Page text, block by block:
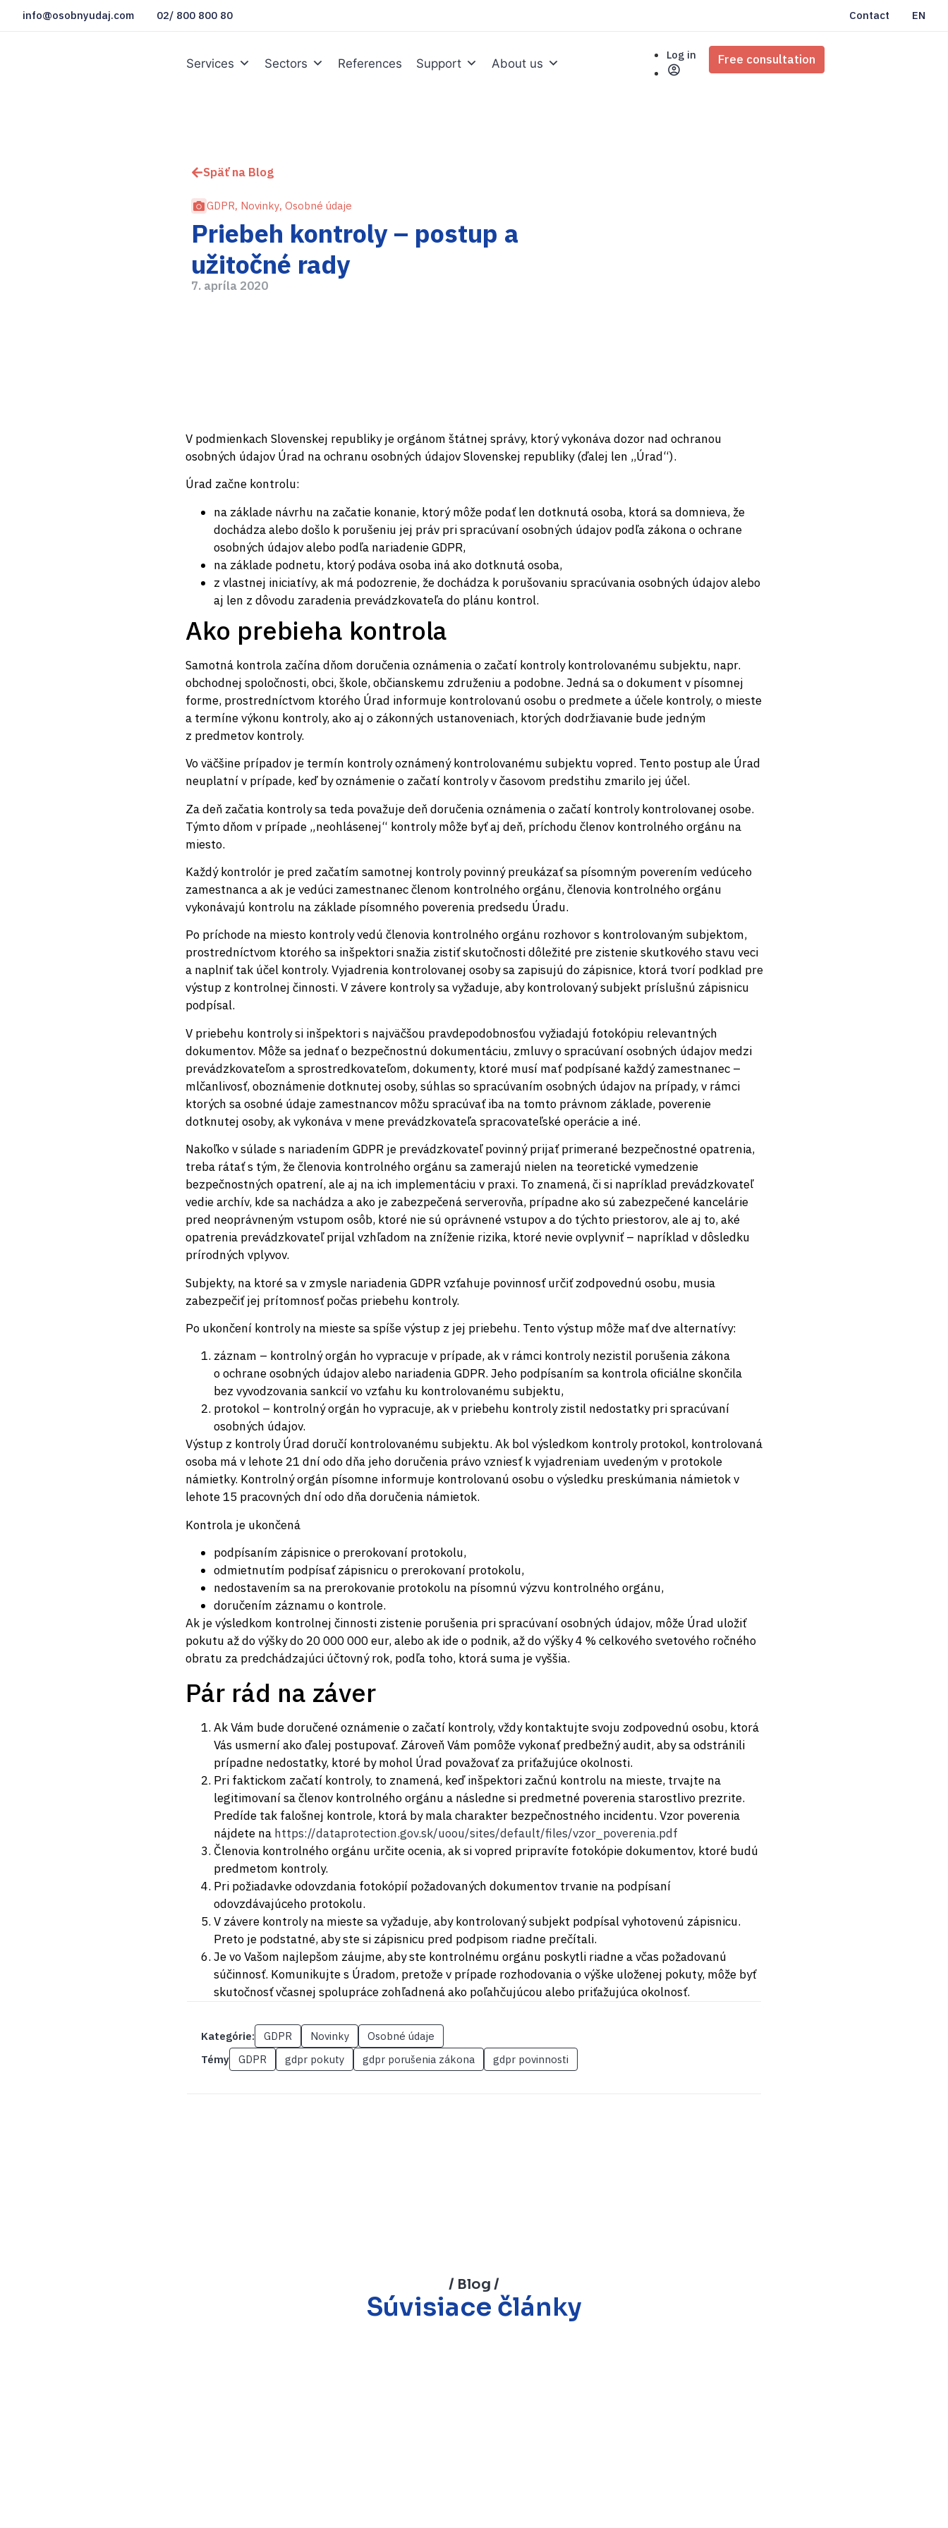
info@osobnyudaj.com 02/ 800 800 80 Contact EN
Services Sectors References Support About us
Log in Free consultation
Späť na Blog
GDPR, Novinky, Osobné údaje
Priebeh kontroly – postup a
užitočné rady
7. apríla 2020
V podmienkach Slovenskej republiky je orgánom štátnej správy, ktorý vykonáva dozor nad ochranou
osobných údajov Úrad na ochranu osobných údajov Slovenskej republiky (ďalej len ,,Úrad“).
Úrad začne kontrolu:
na základe návrhu na začatie konanie, ktorý môže podať len dotknutá osoba, ktorá sa domnieva, že
dochádza alebo došlo k porušeniu jej práv pri spracúvaní osobných údajov podľa zákona o ochrane
osobných údajov alebo podľa nariadenie GDPR,
na základe podnetu, ktorý podáva osoba iná ako dotknutá osoba,
z vlastnej iniciatívy, ak má podozrenie, že dochádza k porušovaniu spracúvania osobných údajov alebo
aj len z dôvodu zaradenia prevádzkovateľa do plánu kontrol.
Ako prebieha kontrola
Samotná kontrola začína dňom doručenia oznámenia o začatí kontroly kontrolovanému subjektu, napr.
obchodnej spoločnosti, obci, škole, občianskemu združeniu a podobne. Jedná sa o dokument v písomnej
forme, prostredníctvom ktorého Úrad informuje kontrolovanú osobu o predmete a účele kontroly, o mieste
a termíne výkonu kontroly, ako aj o zákonných ustanoveniach, ktorých dodržiavanie bude jedným
z predmetov kontroly.
Vo väčšine prípadov je termín kontroly oznámený kontrolovanému subjektu vopred. Tento postup ale Úrad
neuplatní v prípade, keď by oznámenie o začatí kontroly v časovom predstihu zmarilo jej účel.
Za deň začatia kontroly sa teda považuje deň doručenia oznámenia o začatí kontroly kontrolovanej osobe.
Týmto dňom v prípade „neohlásenej“ kontroly môže byť aj deň, príchodu členov kontrolného orgánu na
miesto.
Každý kontrolór je pred začatím samotnej kontroly povinný preukázať sa písomným poverením vedúceho
zamestnanca a ak je vedúci zamestnanec členom kontrolného orgánu, členovia kontrolného orgánu
vykonávajú kontrolu na základe písomného poverenia predsedu Úradu.
Po príchode na miesto kontroly vedú členovia kontrolného orgánu rozhovor s kontrolovaným subjektom,
prostredníctvom ktorého sa inšpektori snažia zistiť skutočnosti dôležité pre zistenie skutkového stavu veci
a naplniť tak účel kontroly. Vyjadrenia kontrolovanej osoby sa zapisujú do zápisnice, ktorá tvorí podklad pre
výstup z kontrolnej činnosti. V závere kontroly sa vyžaduje, aby kontrolovaný subjekt príslušnú zápisnicu
podpísal.
V priebehu kontroly si inšpektori s najväčšou pravdepodobnosťou vyžiadajú fotokópiu relevantných
dokumentov. Môže sa jednať o bezpečnostnú dokumentáciu, zmluvy o spracúvaní osobných údajov medzi
prevádzkovateľom a sprostredkovateľom, dokumenty, ktoré musí mať podpísané každý zamestnanec –
mlčanlivosť, oboznámenie dotknutej osoby, súhlas so spracúvaním osobných údajov na prípady, v rámci
ktorých sa osobné údaje zamestnancov môžu spracúvať iba na tomto právnom základe, poverenie
dotknutej osoby, ak vykonáva v mene prevádzkovateľa spracovateľské operácie a iné.
Nakoľko v súlade s nariadením GDPR je prevádzkovateľ povinný prijať primerané bezpečnostné opatrenia,
treba rátať s tým, že členovia kontrolného orgánu sa zamerajú nielen na teoretické vymedzenie
bezpečnostných opatrení, ale aj na ich implementáciu v praxi. To znamená, či si napríklad prevádzkovateľ
vedie archív, kde sa nachádza a ako je zabezpečená serverovňa, prípadne ako sú zabezpečené kancelárie
pred neoprávneným vstupom osôb, ktoré nie sú oprávnené vstupov a do týchto priestorov, ale aj to, aké
opatrenia prevádzkovateľ prijal vzhľadom na zníženie rizika, ktoré nevie ovplyvniť – napríklad v dôsledku
prírodných vplyvov.
Subjekty, na ktoré sa v zmysle nariadenia GDPR vzťahuje povinnosť určiť zodpovednú osobu, musia
zabezpečiť jej prítomnosť počas priebehu kontroly.
Po ukončení kontroly na mieste sa spíše výstup z jej priebehu. Tento výstup môže mať dve alternatívy:
záznam – kontrolný orgán ho vypracuje v prípade, ak v rámci kontroly nezistil porušenia zákona
o ochrane osobných údajov alebo nariadenia GDPR. Jeho podpísaním sa kontrola oficiálne skončila
bez vyvodzovania sankcií vo vzťahu ku kontrolovanému subjektu,
protokol – kontrolný orgán ho vypracuje, ak v priebehu kontroly zistil nedostatky pri spracúvaní
osobných údajov.
Výstup z kontroly Úrad doručí kontrolovanému subjektu. Ak bol výsledkom kontroly protokol, kontrolovaná
osoba má v lehote 21 dní odo dňa jeho doručenia právo vzniesť k vyjadreniam uvedeným v protokole
námietky. Kontrolný orgán písomne informuje kontrolovanú osobu o výsledku preskúmania námietok v
lehote 15 pracovných dní odo dňa doručenia námietok.
Kontrola je ukončená
podpísaním zápisnice o prerokovaní protokolu,
odmietnutím podpísať zápisnicu o prerokovaní protokolu,
nedostavením sa na prerokovanie protokolu na písomnú výzvu kontrolného orgánu,
doručením záznamu o kontrole.
Ak je výsledkom kontrolnej činnosti zistenie porušenia pri spracúvaní osobných údajov, môže Úrad uložiť
pokutu až do výšky do 20 000 000 eur, alebo ak ide o podnik, až do výšky 4 % celkového svetového ročného
obratu za predchádzajúci účtovný rok, podľa toho, ktorá suma je vyššia.
Pár rád na záver
Ak Vám bude doručené oznámenie o začatí kontroly, vždy kontaktujte svoju zodpovednú osobu, ktorá
Vás usmerní ako ďalej postupovať. Zároveň Vám pomôže vykonať predbežný audit, aby sa odstránili
prípadne nedostatky, ktoré by mohol Úrad považovať za priťažujúce okolnosti.
Pri faktickom začatí kontroly, to znamená, keď inšpektori začnú kontrolu na mieste, trvajte na
legitimovaní sa členov kontrolného orgánu a následne si predmetné poverenia starostlivo prezrite.
Predíde tak falošnej kontrole, ktorá by mala charakter bezpečnostného incidentu. Vzor poverenia
nájdete na https://dataprotection.gov.sk/uoou/sites/default/files/vzor_poverenia.pdf
Členovia kontrolného orgánu určite ocenia, ak si vopred pripravíte fotokópie dokumentov, ktoré budú
predmetom kontroly.
Pri požiadavke odovzdania fotokópií požadovaných dokumentov trvanie na podpísaní
odovzdávajúceho protokolu.
V závere kontroly na mieste sa vyžaduje, aby kontrolovaný subjekt podpísal vyhotovenú zápisnicu.
Preto je podstatné, aby ste si zápisnicu pred podpisom riadne prečítali.
Je vo Vašom najlepšom záujme, aby ste kontrolnému orgánu poskytli riadne a včas požadovanú
súčinnosť. Komunikujte s Úradom, pretože v prípade rozhodovania o výške uloženej pokuty, môže byť
skutočnosť včasnej spolupráce zohľadnená ako poľahčujúcou alebo priťažujúca okolnosť.
Kategórie: GDPR Novinky
Osobné údaje
Témy
GDPR gdpr pokuty gdpr porušenia zákona gdpr povinnosti
/ Blog /
Súvisiace články